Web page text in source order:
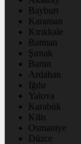
Bayburt
Karaman
Kırıkkale
Batman
Şırnak
Bartın
Ardahan
Iğdır
Yalova
Karabük
Kilis
Osmaniye
Düzce